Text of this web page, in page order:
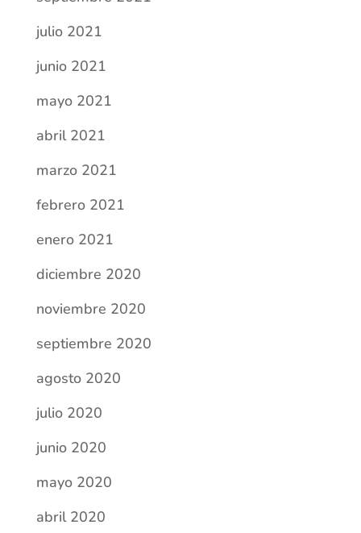
julio 2021
junio 2021
mayo 2021
abril 2021
marzo 2021
febrero 2021
enero 2021
diciembre 2020
noviembre 2020
septiembre 2020
agosto 2020
julio 2020
junio 2020
mayo 2020
abril 2020